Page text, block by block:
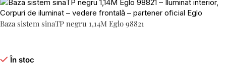
Baza sistem sinaTP negru 1,14M Eglo 98821
În stoc